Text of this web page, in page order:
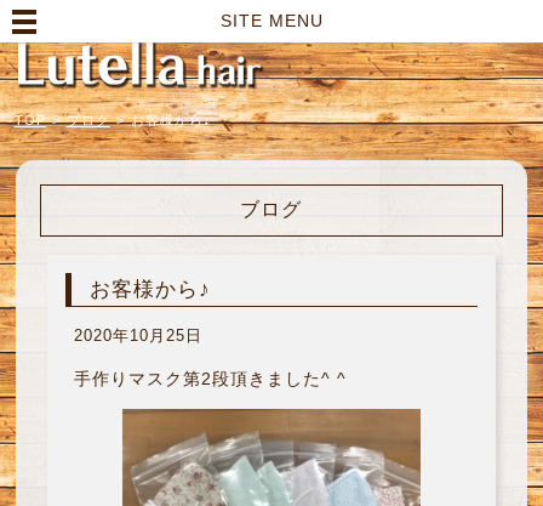
SITE MENU
TOP > ブログ > お客様から♪
ブログ
お客様から♪
2020年10月25日
手作りマスク第2段頂きました^ ^